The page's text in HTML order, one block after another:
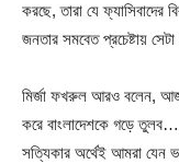
করছে, তারা যে
জনতার সমবেত প্রচেষ্টায়
মির্জা ফখরুল আরও বলেন,
করে বাংলাদেশকে গড়ে
সত্যিকার অর্থেই আমরা যেন